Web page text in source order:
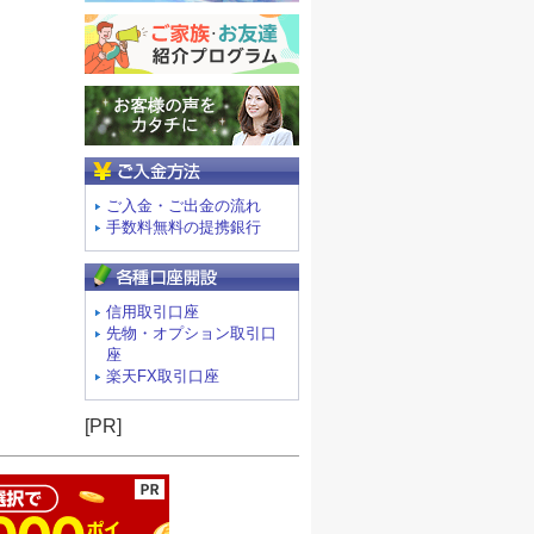
ご入金・ご出金の流れ
手数料無料の提携銀行
信用取引口座
先物・オプション取引口
座
楽天FX取引口座
[PR]